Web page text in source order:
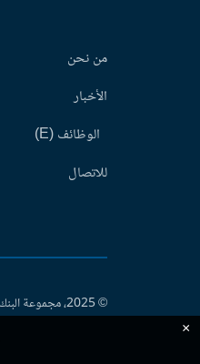
من نحن
الأخبار
الوظائف (E)
للاتصال
© 2025، مجموعة البنك الدولي جميع الحقوق محفوظة.
×